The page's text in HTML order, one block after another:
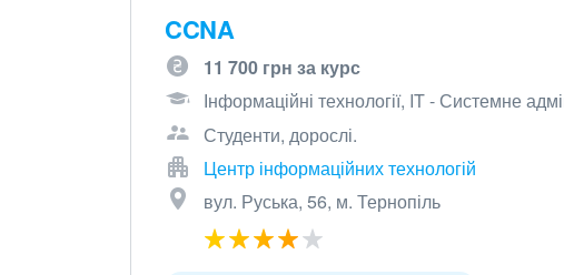
CCNA
11 700 грн за курс
Інформаційні технології, IT - Системне
Студенти, дорослі.
Центр інформаційних технологій
вул. Руська, 56, м. Тернопіль